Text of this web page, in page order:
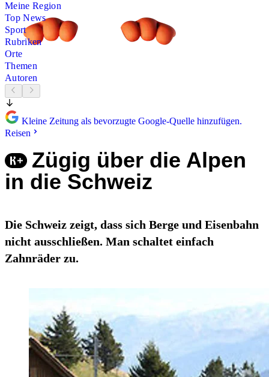
Meine Region
Top News
Sport
Rubriken
Orte
Themen
Autoren
Kleine Zeitung als bevorzugte Google-Quelle hinzufügen.
Reisen
Zügig über die Alpen
in die Schweiz
Die Schweiz zeigt, dass sich Berge und Eisenbahn
nicht ausschließen. Man schaltet einfach
Zahnräder zu.